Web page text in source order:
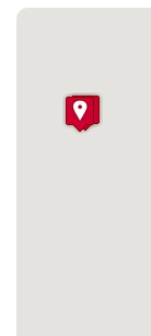
время
полы, которые
Дворца в
комплекса,